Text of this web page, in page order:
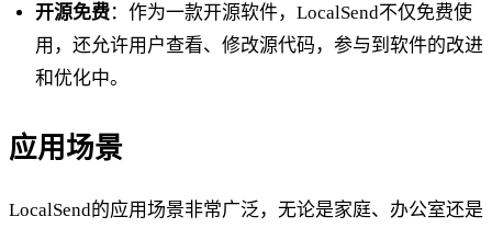
开源免费：作为一款开源软件，LocalSend不仅免费使
用，还允许用户查看、修改源代码，参与到软件的改进
和优化中。
应用场景
LocalSend的应用场景非常广泛，无论是家庭、办公室还是